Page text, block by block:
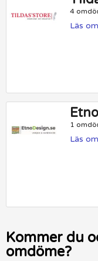
4
Läs
1
Läs
Kommer du
omdöme?